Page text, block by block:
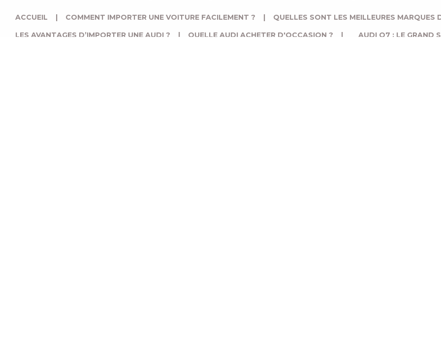
ACCUEIL | COMMENT IMPORTER UNE VOITURE FACILEMENT ? | QUELLES SONT LES MEILLEURES MARQUES
LES AVANTAGES D’IMPORTER UNE AUDI ? | QUELLE AUDI ACHETER D'OCCASION ? | AUDI Q7 : LE GRAND